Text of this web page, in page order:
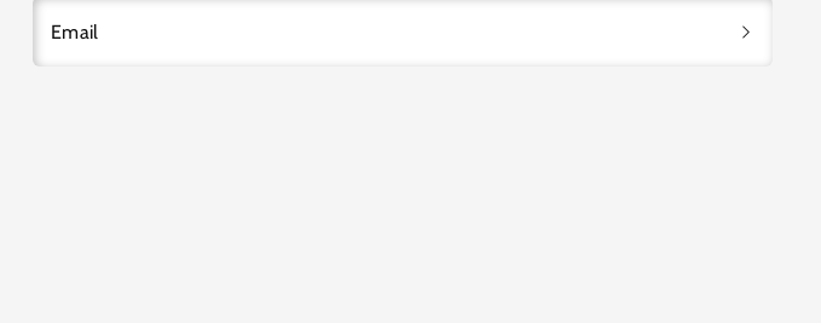
Email